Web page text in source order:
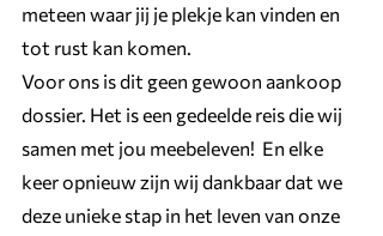
meteen waar jij je plekje kan vinden en
tot rust kan komen.
Voor ons is dit geen gewoon aankoop
dossier. Het is een gedeelde reis die wij
samen met jou meebeleven!  En elke
keer opnieuw zijn wij dankbaar dat we
deze unieke stap in het leven van onze